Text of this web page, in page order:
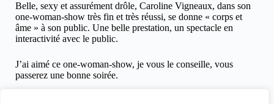
Belle, sexy et assurément drôle, Caroline Vigneaux, dans son
one-woman-show très fin et très réussi, se donne « corps et
âme » à son public. Une belle prestation, un spectacle en
interactivité avec le public.
J’ai aimé ce one-woman-show, je vous le conseille, vous
passerez une bonne soirée.